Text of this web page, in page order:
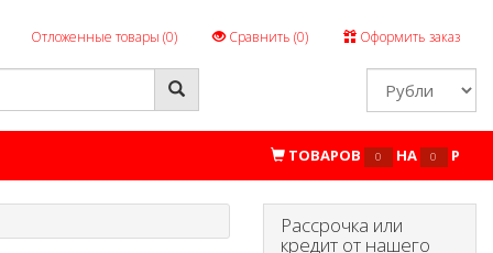
Отложенные товары (0) Сравнить (0) Оформить заказ
ТОВАРОВ 0 НА 0 P
Рассрочка или
кредит от нашего